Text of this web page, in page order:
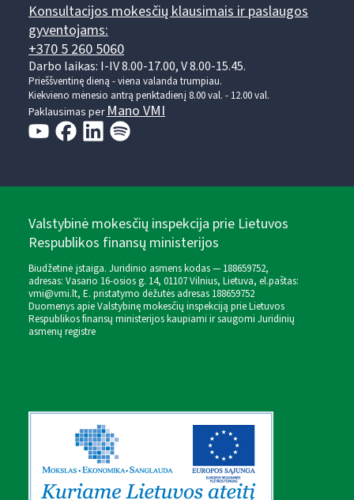
Konsultacijos mokesčių klausimais ir paslaugos
gyventojams:
+370 5 260 5060
Darbo laikas: I-IV 8.00-17.00, V 8.00-15.45.
Prieššventinę dieną - viena valanda trumpiau.
Kiekvieno mėnesio antrą penktadienį 8.00 val. - 12.00 val.
Paklausimas per Mano VMI
Valstybinė mokesčių inspekcija prie Lietuvos
Respublikos finansų ministerijos
Biudžetinė įstaiga. Juridinio asmens kodas — 188659752,
adresas: Vasario 16-osios g. 14, 01107 Vilnius, Lietuva, el.paštas:
vmi@vmi.lt, E. pristatymo dėžutės adresas 188659752
Duomenys apie Valstybinę mokesčių inspekciją prie Lietuvos
Respublikos finansų ministerijos kaupiami ir saugomi Juridinių
asmenų registre